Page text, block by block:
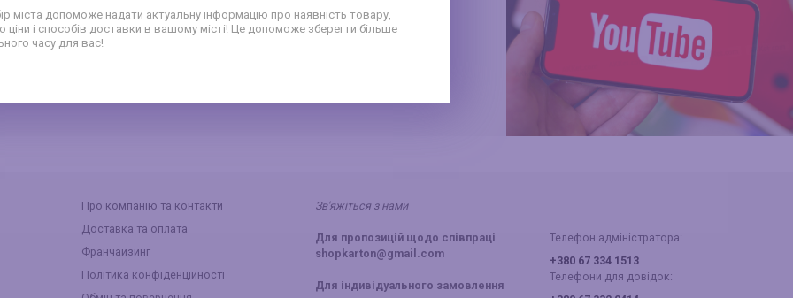
міста допоможе надати актуальну інформацію про наявність товару,
ціни і способів доставки в вашому місті! Це допоможе зберегти більше
часу для вас!
СКЛАДИ СВОЮ КОРОБКУ
Про компанію та контакти
Доставка та оплата
Франчайзинг
Політика конфіденційності
Зв'яжіться з нами
Для пропозицій щодо співпраці
shopkarton@gmail.com
Для індивідуального замовлення
Телефон адміністратора:
+380 67 334 1513
Телефони для довідок: